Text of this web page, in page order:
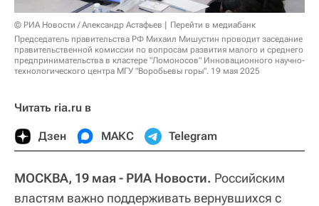
© РИА Новости / Александр Астафьев
Перейти в медиабанк
Председатель правительства РФ Михаил Мишустин проводит заседание
правительственной комиссии по вопросам развития малого и среднего
предпринимательства в кластере "Ломоносов" Инновационного научно-
технологического центра МГУ "Воробьевы горы". 19 мая 2025
Читать ria.ru в
Дзен МАКС Telegram
МОСКВА, 19 мая - РИА Новости. Российским
властям важно поддерживать вернувшихся с